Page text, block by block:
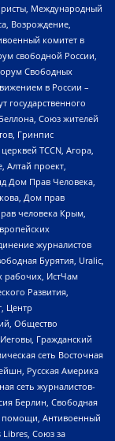
Международный
Возрождение,
комитет в
свободной России,
Свободных
в России –
государственного
Союз жителей
Гринпис
TCCN, Агора,
Алтай проект,
Дом Прав Человека,
Дом прав
человека Крым,
журналистов
Бурятия, Uralic,
рабочих, ИстЧам
Развития,
Центр
Общество
Гражданский
сеть Восточная
Русская Америка
сеть журналистов-
Берлин, Свободная
помощи, Антивоенный
Libres, Союз за